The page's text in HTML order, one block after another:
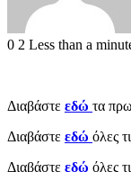
0 2 Less than a
Διαβάστε εδώ τα
Διαβάστε εδώ όλες
Διαβάστε εδώ όλες